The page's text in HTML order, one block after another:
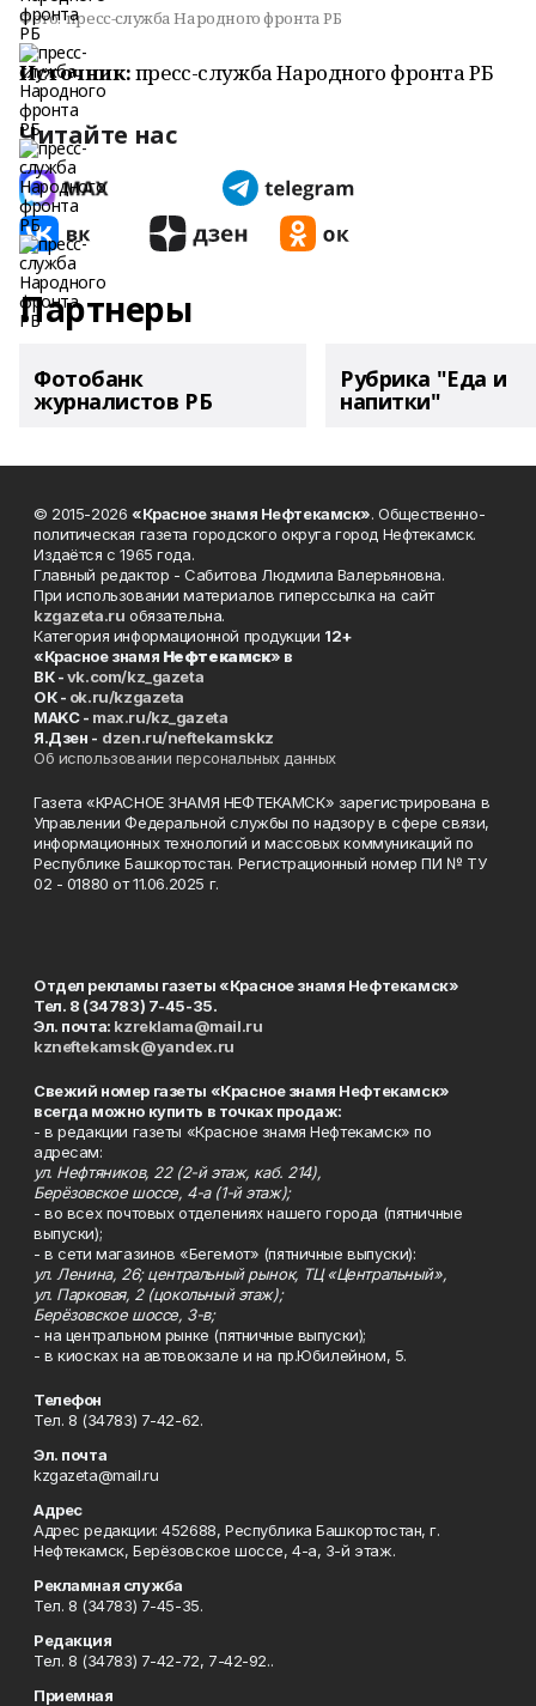
Фото: пресс-служба Народного фронта РБ
Источник:пресс-служба Народного фронта РБ
Читайте нас
Партнеры
Фотобанк
журналистов РБ
Рубрика "Еда и
напитки"
© 2015-2026 «Красное знамя Нефтекамск». Общественно-
политическая газета городского округа город Нефтекамск.
Издаётся с 1965 года.
Главный редактор - Сабитова Людмила Валерьяновна.
При использовании материалов гиперссылка на сайт
kzgazeta.ru обязательна.
Категория информационной продукции 12+
«Красное знамя Нефтекамск» в
ВК -vk.com/kz_gazeta
ОК - ok.ru/kzgazeta
MAKC - max.ru/kz_gazeta
Я.Дзен - dzen.ru/neftekamskkz
Об использовании персональных данных
Газета «КРАСНОЕ ЗНАМЯ НЕФТЕКАМСК» зарегистрирована в
Управлении Федеральной службы по надзору в сфере связи,
информационных технологий и массовых коммуникаций по
Республике Башкортостан. Регистрационный номер ПИ № ТУ
02 - 01880 от 11.06.2025 г.
Отдел рекламы газеты «Красное знамя Нефтекамск»
Тел. 8 (34783) 7-45-35.
Эл. почта: kzreklama@mail.ru
kzneftekamsk@yandex.ru
Свежий номер газеты «Красное знамя Нефтекамск»
всегда можно купить в точках продаж:
- в редакции газеты «Красное знамя Нефтекамск» по
адресам:
ул. Нефтяников, 22 (2-й этаж, каб. 214),
Берёзовское шоссе, 4-а (1-й этаж);
- во всех почтовых отделениях нашего города (пятничные
выпуски);
- в сети магазинов «Бегемот» (пятничные выпуски):
ул. Ленина, 26; центральный рынок, ТЦ «Центральный»,
ул. Парковая, 2 (цокольный этаж);
Берёзовское шоссе, 3-в;
- на центральном рынке (пятничные выпуски);
- в киосках на автовокзале и на пр.Юбилейном, 5.
Телефон
Тел. 8 (34783) 7-42-62.
Эл. почта
kzgazeta@mail.ru
Адрес
Адрес редакции: 452688, Республика Башкортостан, г.
Нефтекамск, Берёзовское шоссе, 4-а, 3-й этаж.
Рекламная служба
Тел. 8 (34783) 7-45-35.
Редакция
Тел. 8 (34783) 7-42-72, 7-42-92..
Приемная